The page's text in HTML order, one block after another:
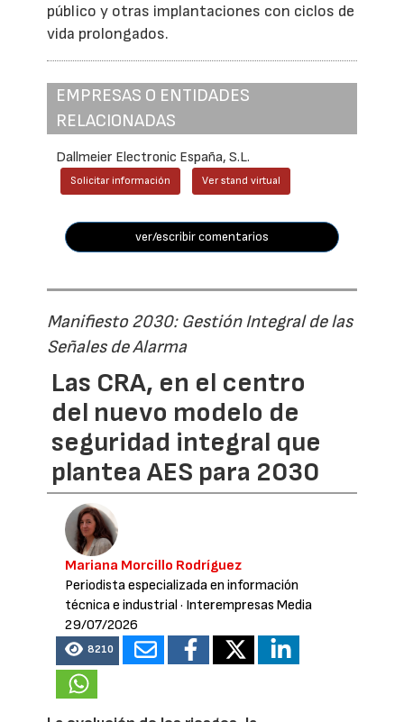
público y otras implantaciones con ciclos de
vida prolongados.
EMPRESAS O ENTIDADES
RELACIONADAS
Dallmeier Electronic España, S.L.
Solicitar información Ver stand virtual
ver/escribir comentarios
Manifiesto 2030: Gestión Integral de las
Señales de Alarma
Las CRA, en el centro
del nuevo modelo de
seguridad integral que
plantea AES para 2030
Mariana Morcillo Rodríguez
Periodista especializada en información
técnica e industrial· Interempresas Media
29/07/2026
8210